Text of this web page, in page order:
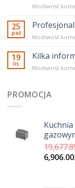
Możliwość
25
paź
Możliwość
19
lis
Kilka
Możliwość
PROMOCJA
6,906.00